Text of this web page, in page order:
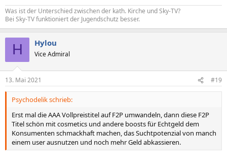
Was ist der Unterschied zwischen der kath. Kirche und Sky-TV?
Bei Sky-TV funktioniert der Jugendschutz besser.
H Hylou
Vice Admiral
13. Mai 2021 #19
Psychodelik schrieb:
Erst mal die AAA Vollpreistitel auf F2P umwandeln, dann diese F2P
Titel schön mit cosmetics und andere boosts für Echtgeld dem
Konsumenten schmackhaft machen, das Suchtpotenzial von manch
einem user ausnutzen und noch mehr Geld abkassieren.